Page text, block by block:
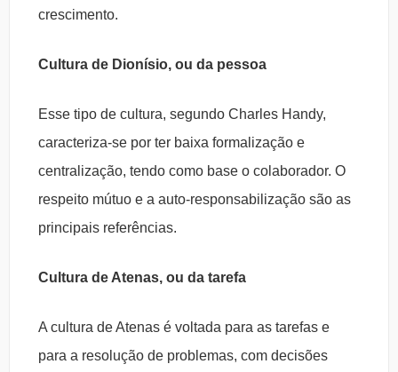
crescimento.
Cultura de Dionísio, ou da pessoa
Esse tipo de cultura, segundo Charles Handy,
caracteriza-se por ter baixa formalização e
centralização, tendo como base o colaborador. O
respeito mútuo e a auto-responsabilização são as
principais referências.
Cultura de Atenas, ou da tarefa
A cultura de Atenas é voltada para as tarefas e
para a resolução de problemas, com decisões